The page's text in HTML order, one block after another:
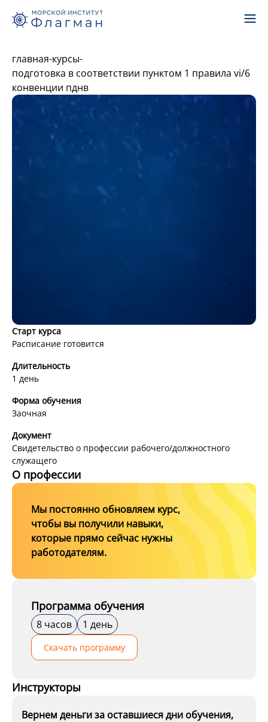
главная-курсы-
подготовка в соответствии пунктом 1 правила vi/6
конвенции пднв
пунктом 1 Правила VI/6 Конвенции
Старт курса
Расписание готовится
Длительность
1 день
Форма обучения
Заочная
Документ
Свидетельство о профессии рабочего/должностного
служащего
О профессии
Мы постоянно обновляем курс,
чтобы вы получили навыки,
которые прямо сейчас нужны
работодателям.
Программа обучения
8 часов 1 день
Скачать программу
Инструкторы
Вернем деньги за оставшиеся дни обучения,